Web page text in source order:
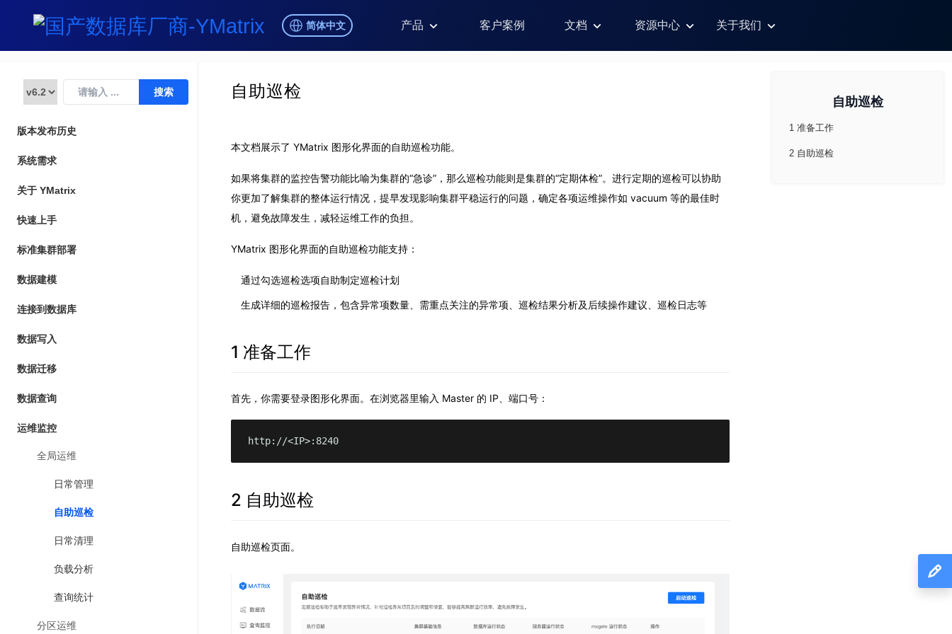
简体中文 产品 客户案例 文档 资源中心 关于我们
版本发布历史
系统需求
关于 YMatrix
快速上手
标准集群部署
数据建模
连接到数据库
数据写入
数据迁移
数据查询
运维监控
全局运维
日常管理
自助巡检
日常清理
负载分析
查询统计
分区运维
自助巡检
本文档展示了 YMatrix 图形化界面的自助巡检功能。
如果将集群的监控告警功能比喻为集群的“急诊”，那么巡检功能则是集群的“定期体检”。进行定期的巡检可以协助
你更加了解集群的整体运行情况，提早发现影响集群平稳运行的问题，确定各项运维操作如 vacuum 等的最佳时
机，避免故障发生，减轻运维工作的负担。
YMatrix 图形化界面的自助巡检功能支持：
通过勾选巡检选项自助制定巡检计划
生成详细的巡检报告，包含异常项数量、需重点关注的异常项、巡检结果分析及后续操作建议、巡检日志等
1 准备工作
首先，你需要登录图形化界面。在浏览器里输入 Master 的 IP、端口号：
http://<IP>:8240
2 自助巡检
自助巡检页面。
自助巡检
1 准备工作
2 自助巡检